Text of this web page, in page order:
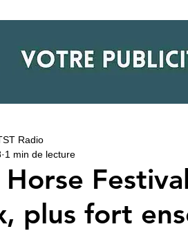
plus fort
Radio
1 min de lecture